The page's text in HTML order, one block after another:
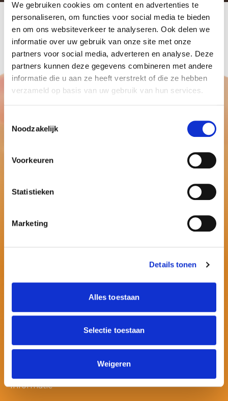
We gebruiken cookies om content en advertenties te
personaliseren, om functies voor social media te bieden
en om ons websiteverkeer te analyseren. Ook delen we
informatie over uw gebruik van onze site met onze
partners voor social media, adverteren en analyse. Deze
partners kunnen deze gegevens combineren met andere
informatie die u aan ze heeft verstrekt of die ze hebben
verzameld op basis van uw gebruik van hun services.
Noodzakelijk
Voorkeuren
Statistieken
Marketing
Details tonen
Alles toestaan
Selectie toestaan
Weigeren
helium ballonnen ter decoratie
info@ballonnenpartners.nl
Informatie